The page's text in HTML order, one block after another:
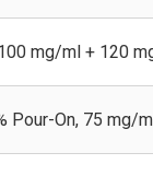
mg/ml + 120
Pour-On, 75 mg/